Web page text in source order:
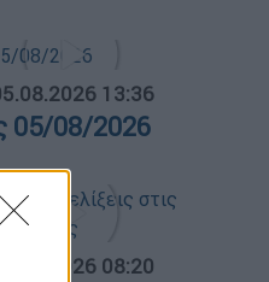
13:36
05/08/2026
06.08.2026 08:20